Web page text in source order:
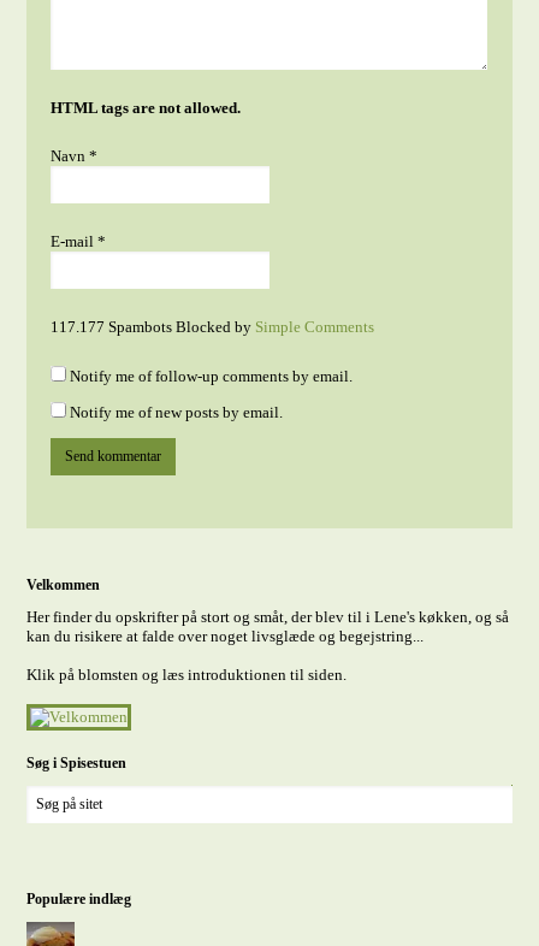
HTML tags are not allowed.
Navn*
E-mail*
117.177 Spambots Blocked by Simple Comments
Notify me of follow-up comments by email.
Notify me of new posts by email.
Velkommen
Her finder du opskrifter på stort og småt, der blev til i Lene's køkken, og så
kan du risikere at falde over noget livsglæde og begejstring...
Klik på blomsten og læs introduktionen til siden.
Søg i Spisestuen
Populære indlæg